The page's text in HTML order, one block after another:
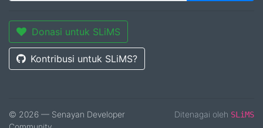
Donasi untuk SLiMS
Kontribusi untuk SLiMS?
© 2026 — Senayan Developer
Ditenagai oleh SLiMS